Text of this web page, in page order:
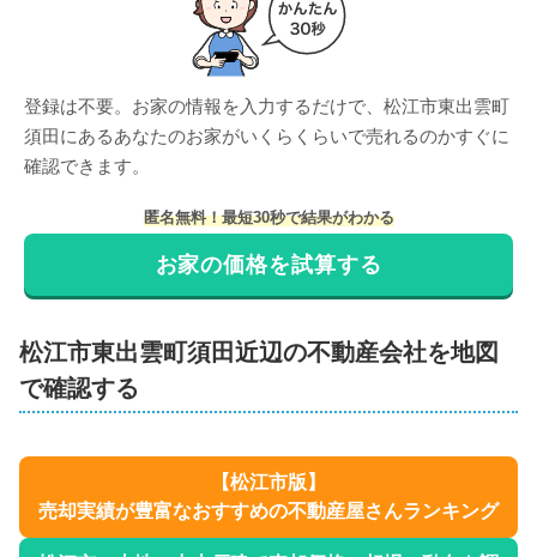
登録は不要。お家の情報を入力するだけで、 松江市東出雲町
須田にあるあなたのお家がいくらくらいで売れるのかすぐに
確認できます。
匿名無料！最短30秒で結果がわかる
お家の価格を試算する
松江市東出雲町須田近辺の不動産会社を地図
で確認する
【松江市版】
売却実績が豊富なおすすめの不動産屋さんランキング